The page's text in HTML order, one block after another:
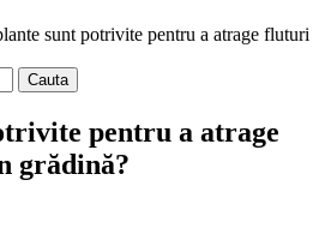
sunt potrivite pentru a atrage fluturi
Cauta
pentru a atrage
grădină?